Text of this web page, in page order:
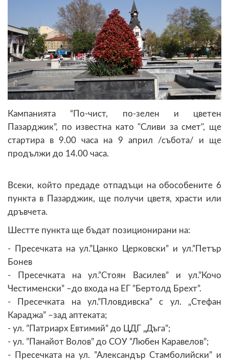
Кампанията “По-чист, по-зелен и цветен
Пазарджик”, по известна като "Сливи за смет", ще
стартира в 9.00 часа на 9 април /събота/ и ще
продължи до 14.00 часа.
Всеки, който предаде отпадъци на обособените 6
пункта в Пазарджик, ще получи цветя, храсти или
дръвчета.
Шестте пункта ще бъдат позиционирани на:
- Пресечката на ул.”Цанко Церковски” и ул.”Петър
Бонев
- Пресечката на ул.”Стоян Василев” и ул.”Кочо
Честименски” –до входа на ЕГ ”Бертолд Брехт”.
- Пресечката на ул.”Пловдивска” с ул. „Стефан
Караджа” –зад аптеката;
- ул. ”Патриарх Евтимий” до ЦДГ „Дъга”;
- ул. ”Панайот Волов” до СОУ ”Любен Каравелов”;
- Пресечката на ул. ”Александър Стамболийски” и